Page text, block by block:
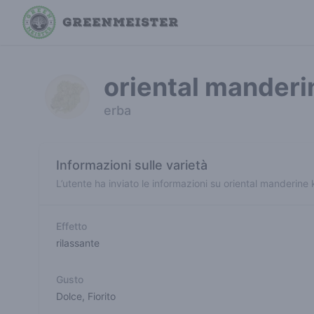
oriental
erba
Informazioni sulle varietà
L’utente ha inviato le informazioni su oriental manderine
Effetto
rilassante
Gusto
Dolce Fiorito